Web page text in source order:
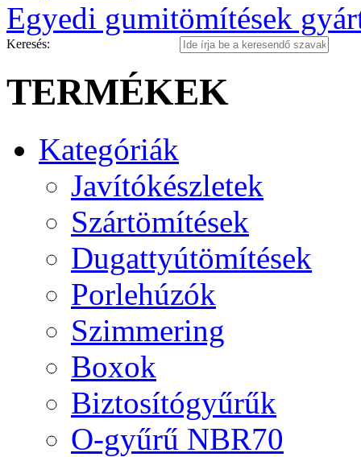
Egyedi gumitömítések
Keresés:
TERMÉKEK
Kategóriák
Javítókészletek
Szártömítések
Dugattyútömítések
Porlehúzók
Szimmering
Boxok
Biztosítógyűrűk
O-gyűrű NBR70